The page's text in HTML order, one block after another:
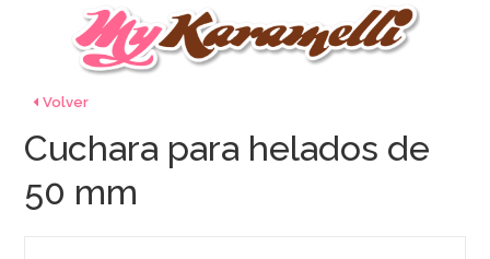
Volver
Cuchara para helados de
50 mm